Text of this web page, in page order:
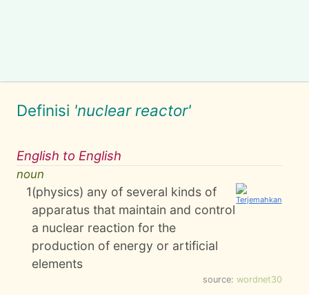
Definisi 'nuclear reactor'
English to English
noun
1(physics) any of several kinds of
apparatus that maintain and control
a nuclear reaction for the
production of energy or artificial
elements
source: wordnet30